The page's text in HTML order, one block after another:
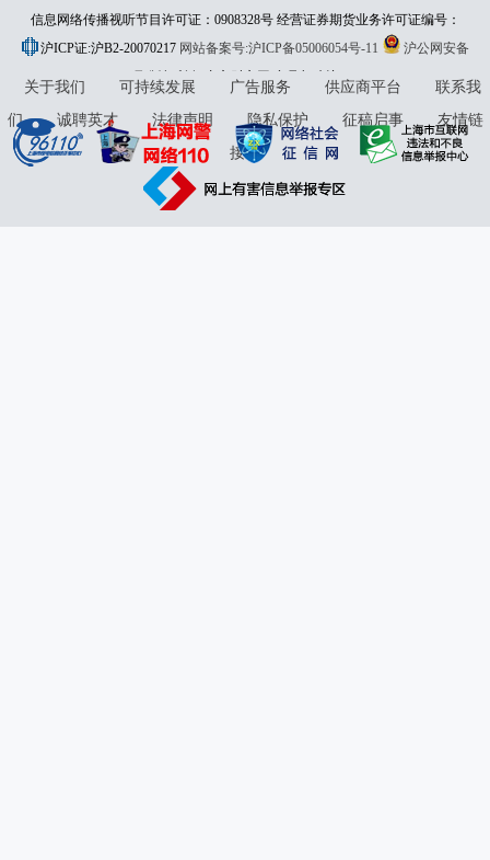
信息网络传播视听节目许可证：0908328号 经营证券期货业务许可证编号：
913101046312860336 违法和不良信息举报:021-61278686 举报邮箱：
jubao@eastmoney.com
沪ICP证:沪B2-20070217 网站备案号:沪ICP备05006054号-11
沪公网安备
31010402000120号版权所有:东方财富网意见与建议:4000300059/952500
关于我们 可持续发展 广告服务 供应商平台
联系我
们
诚聘英才 法律声明 隐私保护 征稿启事
友情链
接